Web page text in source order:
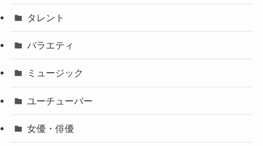
タレント
バラエティ
ミュージック
ユーチューバー
女優・俳優